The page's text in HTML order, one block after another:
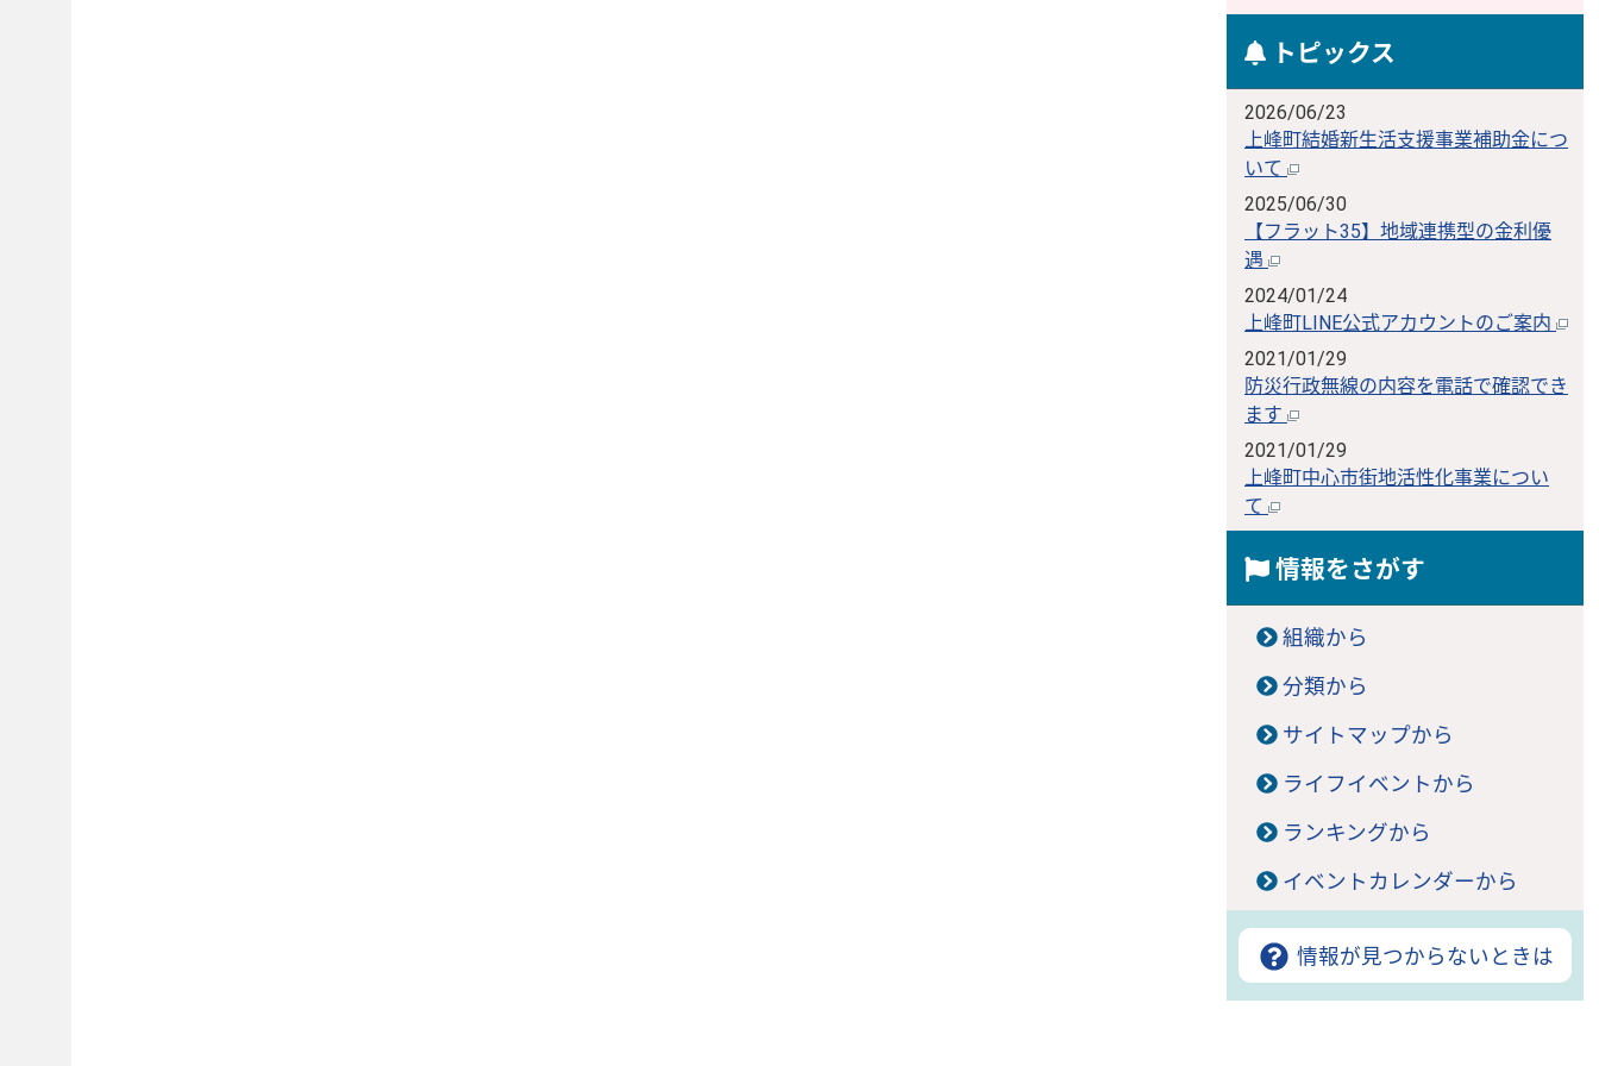
トピックス
2026/06/23
上峰町結婚新生活支援事業補助金につ
いて
2025/06/30
【フラット35】地域連携型の金利優
遇
2024/01/24
上峰町LINE公式アカウントのご案内
2021/01/29
防災行政無線の内容を電話で確認でき
ます
2021/01/29
上峰町中心市街地活性化事業につい
て
情報をさがす
組織から
分類から
サイトマップから
ライフイベントから
ランキングから
イベントカレンダーから
情報が見つからないときは